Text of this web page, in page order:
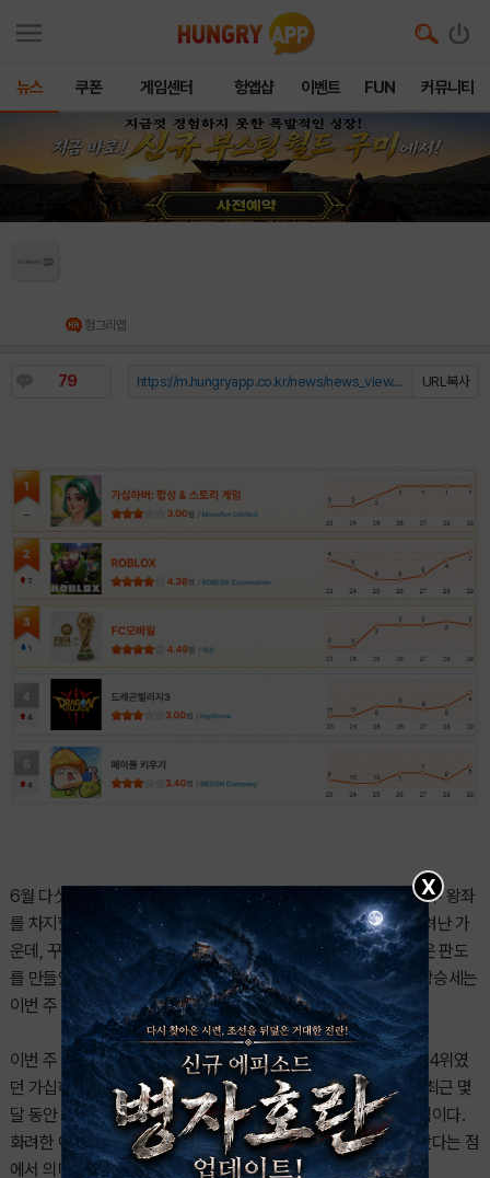
뉴스 쿠폰 게임센터 헝앱샵 이벤트 FUN 커뮤니티
헝그리앱
79 URL복사
https://m.hungryapp.co.kr/news/news_view.php?durl=YmNvZGU9b...
6월 다섯째 주 헝그리앱 랭킹은 또 한 번 대격변이 일어났다. 지난주 왕좌
를 차지했던 넷마블의 '솔: 인챈트'가 허무하게 TOP10 밖으로 밀려난 가
운데, 꾸준한 상승세를 이어온 작품들이 상위권을 장악하며 새로운 판도
를 만들었다. 특히 신작 '시티 데몬헌터즈: 각성자들'의 폭발적인 상승세는
이번 주 최고의 화제였다.
이번 주 1위는 '가십하버: 합성 & 스토리 게임'이 차지했다. 지난주 4위였
던 가십하버는 차근차근 순위를 끌어올린 끝에 정상에 복귀했다. 최근 몇
달 동안 꾸준히 상위권을 유지해 온 저력이 다시 한번 빛을 발한 셈이다.
화려한 이벤트 없이도 안정적인 유저층을 바탕으로 왕좌를 되찾았다는 점
에서 의미가 크다.
X